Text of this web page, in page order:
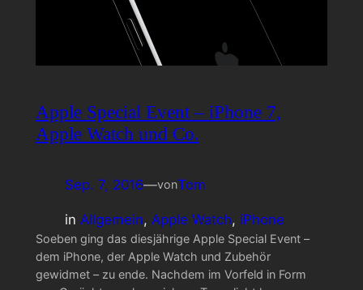
Apple Special Event – iPhone 7,
Apple Watch und Co.
Sep. 7, 2016—vonTom
in Allgemein, Apple Watch, iPhone
Soeben ging das diesjährige Apple Special Event –
dem iPhone, der Apple Watch und Zubehör
gewidmet – zu ende. Nachdem im Vorfeld in Form